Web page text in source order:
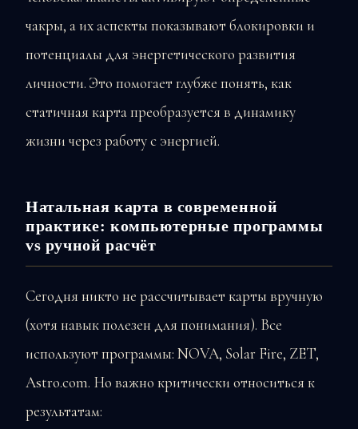
чакры, а их аспекты показывают блокировки и
потенциалы для энергетического развития
личности. Это помогает глубже понять, как
статичная карта преобразуется в динамику
жизни через работу с энергией.
Натальная карта в современной
практике: компьютерные программы
vs ручной расчёт
Сегодня никто не рассчитывает карты вручную
(хотя навык полезен для понимания). Все
используют программы: NOVA, Solar Fire, ZET,
Astro.com. Но важно критически относиться к
результатам: